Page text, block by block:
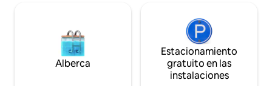
Alberca
Estacionamiento
gratuito en las
instalaciones